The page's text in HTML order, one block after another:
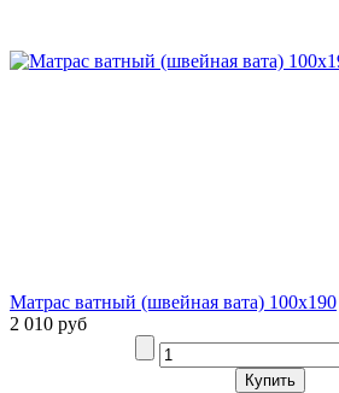
Матрас ватный (швейная вата) 100х190
2 010 руб